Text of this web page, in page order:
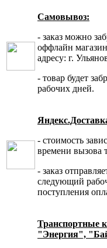
Самовывоз:
- заказ можно
оффлайн
адресу: г.
- товар будет
рабочих дней.
- стоимость
времени вызова
- заказ
следующий
поступления
Транспортные
"Энергия",